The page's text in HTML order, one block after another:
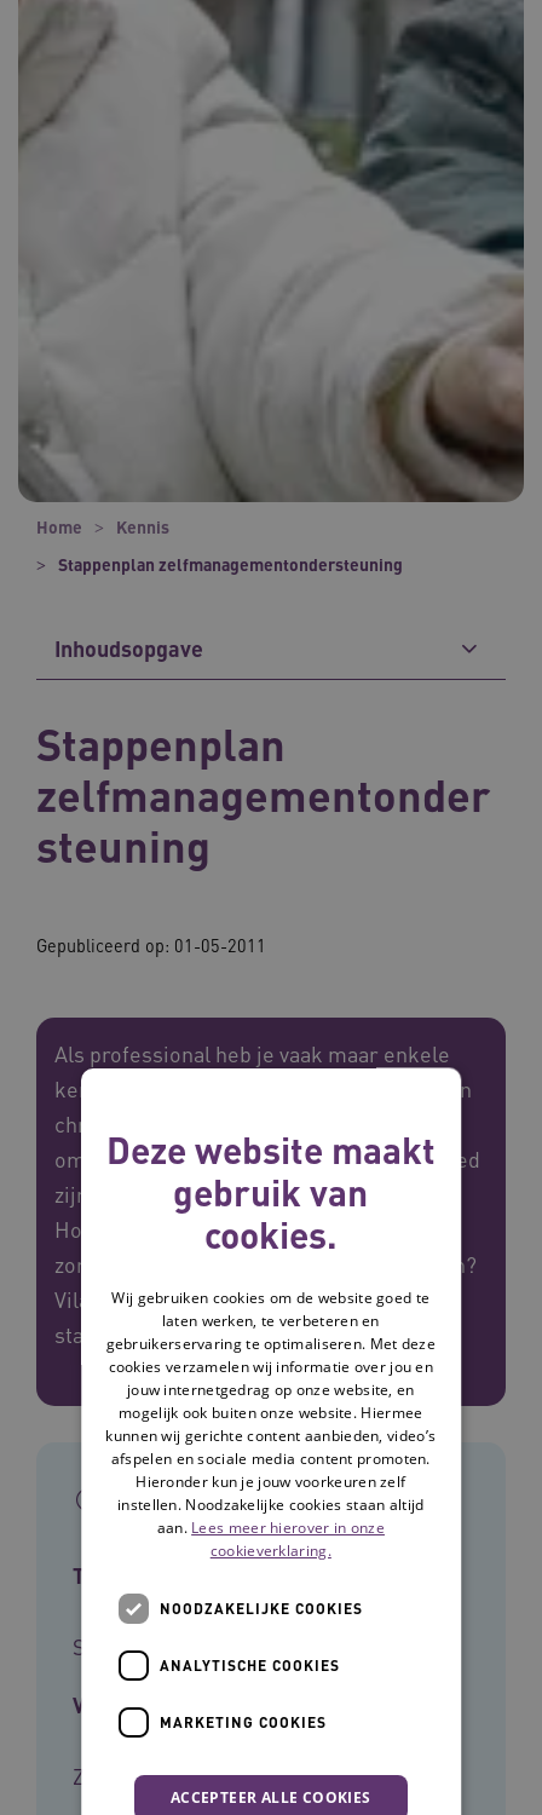
Home
Kennis
Stappenplan zelfmanagementondersteuning
Inhoudsopgave
Stappenplan
zelfmanagementonder
steuning
Gepubliceerd op: 01-05-2011
Als professional heb je vaak maar enkele
keren per jaar contact met mensen die een
chronische ziekte hebben. Dat is niet veel
om hen te helpen keuzes te maken die goed
zijn voor hun gezondheid en behandeling.
Hoe krijg je hen in korte tijd zo ver en hoe
zorg je ervoor dat zij die keuzes volhouden?
Vilans ontwikkelde daarvoor een
stappenplan samen met praktijkexperts.
In het kort
Type tool
Stappenplan
Voor wie
Zorgverleners
Deze website maakt
gebruik van
cookies.
Wij gebruiken cookies om de website goed te
laten werken, te verbeteren en
gebruikerservaring te optimaliseren. Met deze
cookies verzamelen wij informatie over jou en
jouw internetgedrag op onze website, en
mogelijk ook buiten onze website. Hiermee
kunnen wij gerichte content aanbieden, video’s
afspelen en sociale media content promoten.
Hieronder kun je jouw voorkeuren zelf
instellen. Noodzakelijke cookies staan altijd
aan. Lees meer hierover in onze
cookieverklaring.
NOODZAKELIJKE COOKIES
ANALYTISCHE COOKIES
MARKETING COOKIES
ACCEPTEER ALLE COOKIES